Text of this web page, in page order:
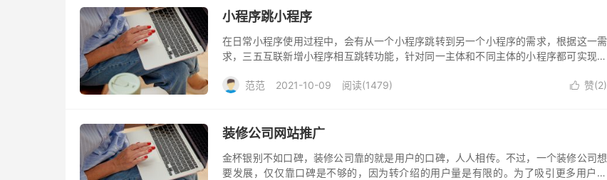
小程序跳小程序
在日常小程序使用过程中，会有从一个小程序跳转到另一个小程序的需求，根据这一需
求，三五互联新增小程序相互跳转功能，针对同一主体和不同主体的小程序都可实现相
范范
2021-10-09 阅读(1479)  赞(2)
装修公司网站推广
金杯银别不如口碑，装修公司靠的就是用户的口碑，人人相传。不过，一个装修公司想
要发展，仅仅靠口碑是不够的，因为转介绍的用户量是有限的。为了吸引更多用户关